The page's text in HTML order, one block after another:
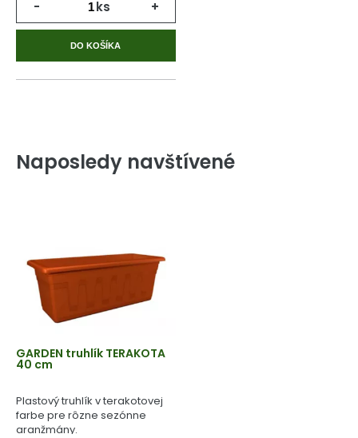
- ks +
DO KOŠÍKA
Naposledy navštívené
GARDEN truhlík TERAKOTA
40 cm
Plastový truhlík v terakotovej
farbe pre rôzne sezónne
aranžmány.